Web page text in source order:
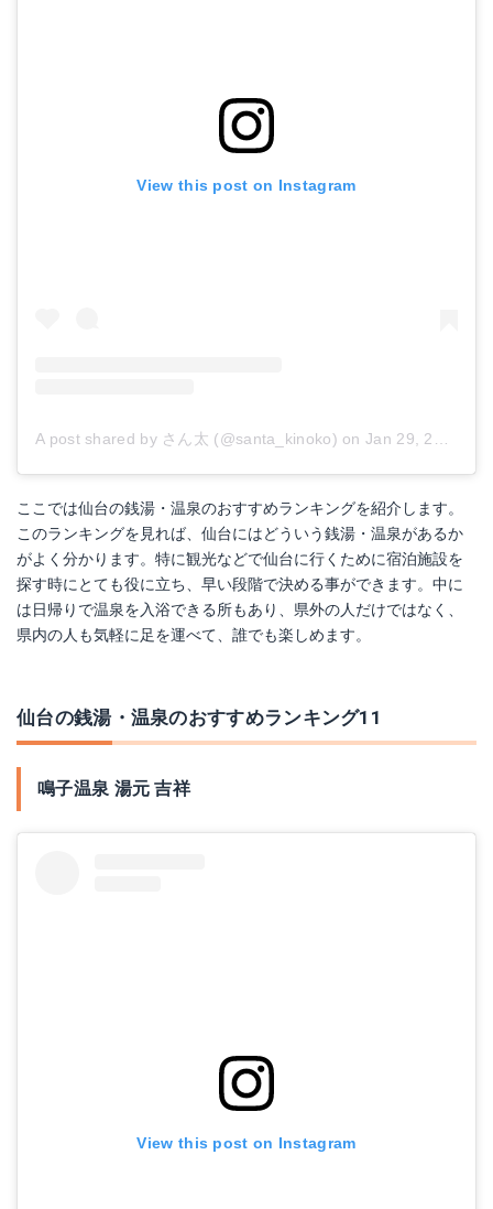
View this post on Instagram
A post shared by さん太 (@santa_kinoko) onJan 29, 2018 at 1:32am PST
ここでは仙台の銭湯・温泉のおすすめランキングを紹介します。
このランキングを見れば、仙台にはどういう銭湯・温泉があるか
がよく分かります。特に観光などで仙台に行くために宿泊施設を
探す時にとても役に立ち、早い段階で決める事ができます。中に
は日帰りで温泉を入浴できる所もあり、県外の人だけではなく、
県内の人も気軽に足を運べて、誰でも楽しめます。
仙台の銭湯・温泉のおすすめランキング11
鳴子温泉 湯元 吉祥
View this post on Instagram